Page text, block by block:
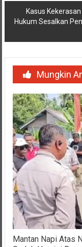
Kasus
Hukum Sesalkan
Mungkin
Mantan Napi Atas